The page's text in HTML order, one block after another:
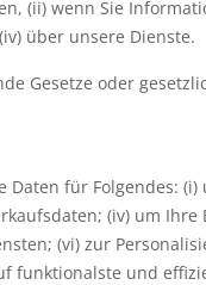
(ii) wenn Sie
über unsere Dienste.
Gesetze oder
Daten für Folgendes:
(iv) um
(vi) zur
funktionalste und